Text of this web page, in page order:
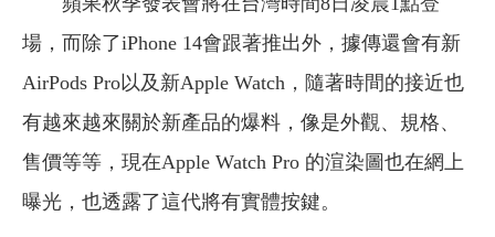
場，而除了iPhone 14會跟著推出外，據傳還會有新
AirPods Pro以及新Apple Watch，隨著時間的接近也
有越來越來關於新產品的爆料，像是外觀、規格、
售價等等，現在Apple Watch Pro 的渲染圖也在網上
曝光，也透露了這代將有實體按鍵。